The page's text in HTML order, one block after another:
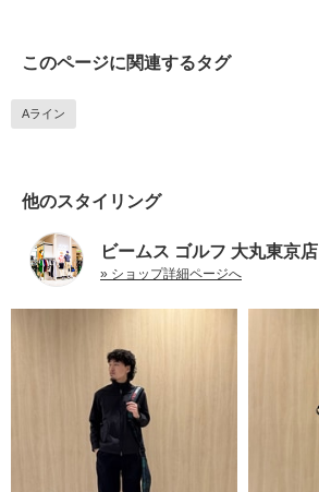
このページに関連するタグ
Aライン
他のスタイリング
ビームス ゴルフ 大丸東京店
» ショップ詳細ページへ